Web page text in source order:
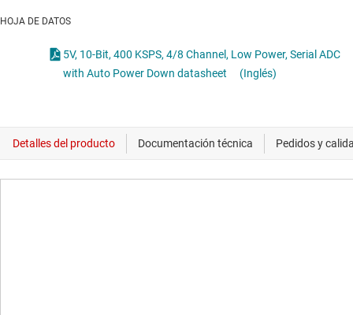
HOJA DE DATOS
5V, 10-Bit, 400 KSPS, 4/8 Channel, Low Power, Serial ADC
with Auto Power Down datasheet
(Inglés)